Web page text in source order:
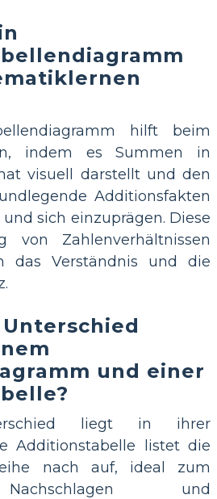
hilft beim
indem es Summen in
visuell darstellt und den
Additionsfakten
sich einzuprägen. Diese
von Zahlenverhältnissen
das Verständnis und die
und einer
liegt in ihrer
Additionstabelle listet die
nach auf, ideal zum
und